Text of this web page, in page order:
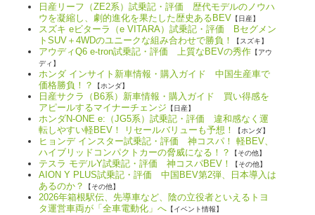
日産リーフ（ZE2系）試乗記・評価 歴代モデルのノウハ
ウを凝縮し、劇的進化を果たした歴史あるBEV 【日産】
スズキ eビターラ（e VITARA）試乗記・評価 Bセグメン
トSUV＋4WDのユニークな組み合わせで勝負！
【スズキ】
アウディQ6 e-tron試乗記・評価 上質なBEVの秀作 【アウ
ディ】
ホンダ インサイト新車情報・購入ガイド 中国生産車で
価格勝負！？
【ホンダ】
日産サクラ（B6系）新車情報・購入ガイド 買い得感を
アピールするマイナーチェンジ 【日産】
ホンダN-ONE e:（JG5系）試乗記・評価 違和感なく運
転しやすい軽BEV！ リセールバリューも予想！
【ホンダ】
ヒョンデ インスター試乗記・評価 神コスパ！ 軽BEV、
ハイブリッドコンパクトカーの脅威になる！？
【その他】
テスラ モデルY試乗記・評価 神コスパBEV！ 【その他】
AION Y PLUS試乗記・評価 中国BEV第2弾、日本導入は
あるのか？
【その他】
2026年箱根駅伝、先導車など、陰の立役者といえるトヨ
タ運営車両が「全車電動化」へ 【イベント情報】